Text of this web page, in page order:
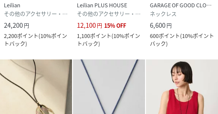
Leilian
その他のアクセサリー・腕時計
24,200円
2,200ポイント(10%ポイン
トバック)
Leilian PLUS HOUSE
その他のアクセサリー・腕時計
12,100円 15%OFF
1,100ポイント(10%ポイン
トバック)
GARAGE OF GOOD CLOTHING
ネックレス
6,600円
600ポイント(10%ポイント
バック)